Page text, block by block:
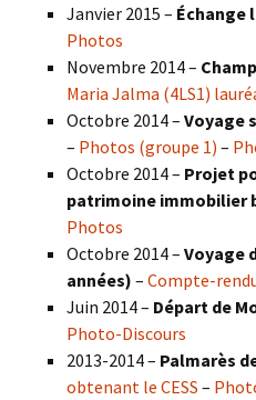
Janvier 2015 – Échange
Photos
Novembre 2014 –
Maria Jalma (4LS1)
Octobre 2014 – Voyage
– Photos (groupe 1) –
Octobre 2014 – Projet
patrimoine immobilier
Photos
Octobre 2014 – Voyage
années) – Compte-
Juin 2014 – Départ de
Photo-Discours
2013-2014 – Palmarès
obtenant le CESS –